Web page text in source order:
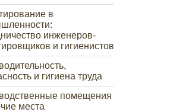
в
инженеров-
и гигиенистов
и гигиена труда
помещения
места